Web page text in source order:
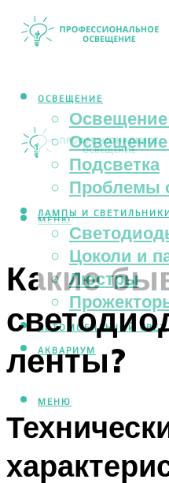
ОСВЕЩЕНИЕ
Освещение
Подсветка
Проблемы
ЛАМПЫ И СВЕТИЛЬНИКИ
Цоколи и
Люстры
АВТОМОБИЛЬНЫЙ СВЕТ
АКВАРИУМ
МЕНЮ
МЕНЮ
Какие
ленты?